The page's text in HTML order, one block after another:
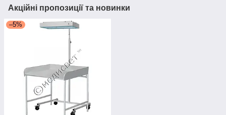
Акційні пропозиції та новинки
–5%